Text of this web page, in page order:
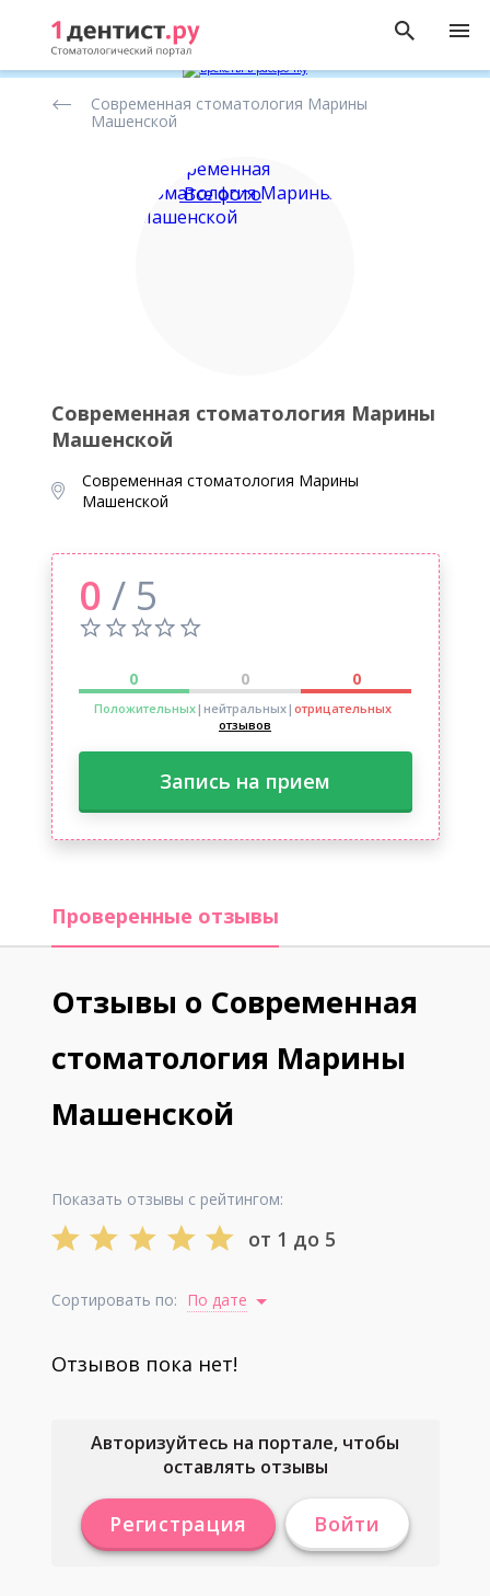
стоматологических
Современная стоматология Марины
Машенской
Все фото
Современная стоматология Марины
Машенской
Современная стоматология Марины
Машенской
0 / 5
0 0 0
Положительных|нейтральных| отрицательных
отзывов
Запись на прием
Проверенные отзывы
Отзывы о Современная
стоматология Марины
Машенской
Показать отзывы с рейтингом:
от 1 до 5
Сортировать по: По дате
Отзывов пока нет!
Авторизуйтесь на портале, чтобы
оставлять отзывы
Регистрация Войти